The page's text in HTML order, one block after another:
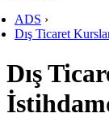
ADS ›
Dış Ticaret
Dış